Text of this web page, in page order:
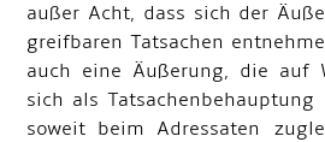
außer Acht, dass sich der
greifbaren Tatsachen
auch eine Äußerung, die auf
sich als Tatsachenbehauptung
soweit beim Adressaten